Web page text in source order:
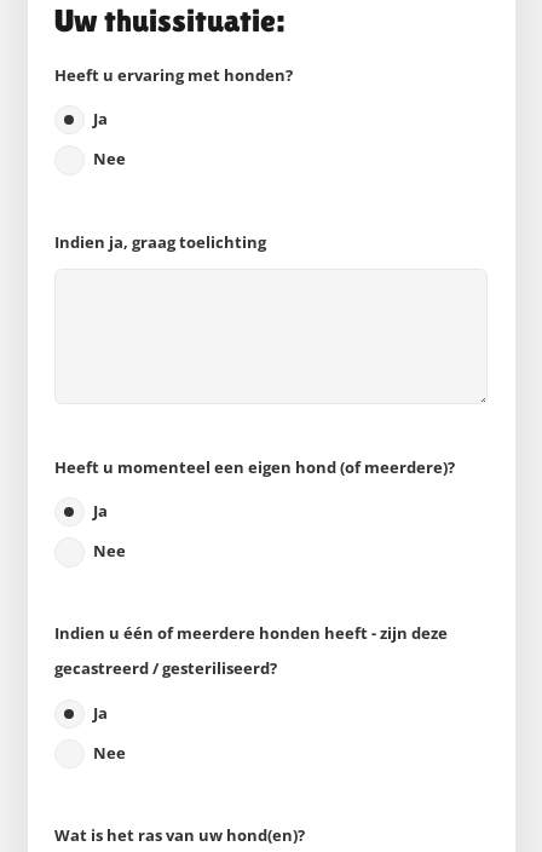
Uw thuissituatie:
Heeft u ervaring met honden?
Ja
Nee
Indien ja, graag toelichting
Heeft u momenteel een eigen hond (of meerdere)?
Ja
Nee
Indien u één of meerdere honden heeft - zijn deze
gecastreerd / gesteriliseerd?
Ja
Nee
Wat is het ras van uw hond(en)?